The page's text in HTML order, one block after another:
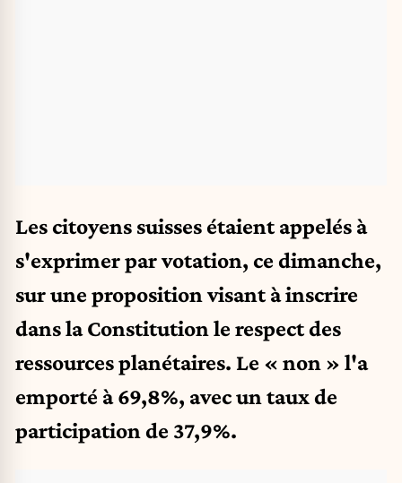
Les citoyens suisses étaient appelés à
s'exprimer par votation, ce dimanche,
sur une proposition visant à inscrire
dans la Constitution le respect des
ressources planétaires. Le « non » l'a
emporté à 69,8%, avec un taux de
participation de 37,9%.